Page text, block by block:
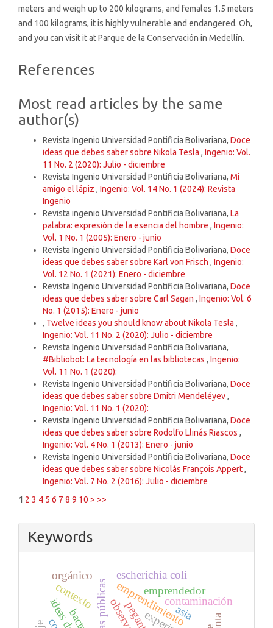
meters and weigh up to 200 kilograms, and females 1.5 meters
and 100 kilograms, it is highly vulnerable and endangered. Oh,
and you can visit it at Parque de la Conservación in Medellín.
Article
References
Most read articles by the same
author(s)
Revista Ingenio Universidad Pontificia Bolivariana, Doce
ideas que debes saber sobre Nikola Tesla , Ingenio: Vol.
11 No. 2 (2020): Julio - diciembre
Revista Ingenio Universidad Pontificia Bolivariana, Mi
amigo el lápiz , Ingenio: Vol. 14 No. 1 (2024): Revista
Ingenio
Revista ingenio Universidad Pontificia Bolivariana, La
palabra: expresión de la esencia del hombre , Ingenio:
Vol. 1 No. 1 (2005): Enero - junio
Revista Ingenio Universidad Pontificia Bolivariana, Doce
ideas que debes saber sobre Karl von Frisch , Ingenio:
Vol. 12 No. 1 (2021): Enero - diciembre
Revista Ingenio Universidad Pontificia Bolivariana, Doce
ideas que debes saber sobre Carl Sagan , Ingenio: Vol. 6
No. 1 (2015): Enero - junio
, Twelve ideas you should know about Nikola Tesla ,
Ingenio: Vol. 11 No. 2 (2020): Julio - diciembre
Revista Ingenio Universidad Pontificia Bolivariana,
#Bibliobot: La tecnología en las bibliotecas , Ingenio:
Vol. 11 No. 1 (2020):
Revista Ingenio Universidad Pontificia Bolivariana, Doce
ideas que debes saber sobre Dmitri Mendeléyev,
Ingenio: Vol. 11 No. 1 (2020):
Revista Ingenio Universidad Pontificia Bolivariana, Doce
ideas que debes saber sobre Rodolfo Llinás Riascos ,
Ingenio: Vol. 4 No. 1 (2013): Enero - junio
Revista Ingenio Universidad Pontificia Bolivariana, Doce
ideas que debes saber sobre Nicolás François Appert,
Ingenio: Vol. 7 No. 2 (2016): Julio - diciembre
1 2 3 4 5 6 7 8 9 10 > >>
Keywords
emprendimiento
emprendedor
contaminación
escherichia coli
contexto
asia
pegante
orgánico